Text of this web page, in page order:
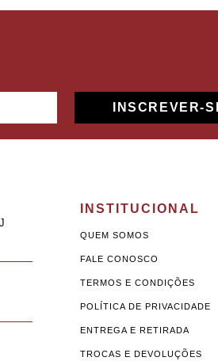
INSCREVER-
INSTITUCIONAL
QUEM SOMOS
FALE CONOSCO
TERMOS E CONDIÇÕES
POLÍTICA DE PRIVACIDADE
ENTREGA E RETIRADA
TROCAS E DEVOLUÇÕES